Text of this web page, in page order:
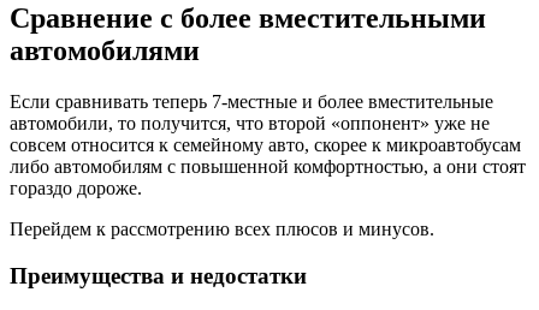
Сравнение с более вместительными
автомобилями
Если сравнивать теперь 7-местные и более вместительные
автомобили, то получится, что второй «оппонент» уже не
совсем относится к семейному авто, скорее к микроавтобусам
либо автомобилям с повышенной комфортностью, а они стоят
гораздо дороже.
Перейдем к рассмотрению всех плюсов и минусов.
Преимущества и недостатки